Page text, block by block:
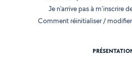
Je n'arrive pas à m'inscrire
Comment réinitialiser /